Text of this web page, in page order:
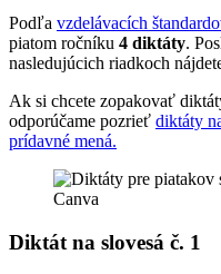
Podľa vzdelávacích
piatom ročníku 4 diktáty.
nasledujúcich riadkoch
Ak si chcete zopakovať
odporúčame pozrieť diktáty
prídavné mená.
Canva
Diktát na slovesá č. 1